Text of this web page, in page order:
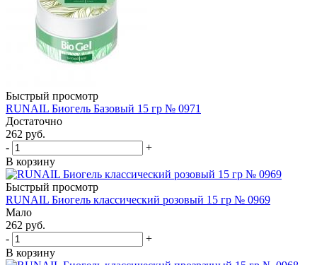
Быстрый просмотр
RUNAIL Биогель Базовый 15 гр № 0971
Достаточно
262 руб.
-
+
В корзину
Быстрый просмотр
RUNAIL Биогель классический розовый 15 гр № 0969
Мало
262 руб.
-
+
В корзину